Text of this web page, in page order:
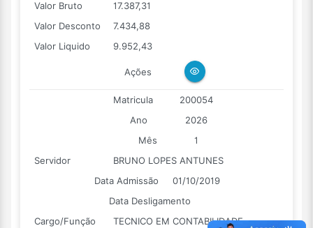
Valor Bruto
17.387,31
Valor Desconto
7.434,88
Valor Liquido
9.952,43
Ações
Matricula
200054
Ano
2026
Mês
1
Servidor
BRUNO LOPES ANTUNES
Data Admissão
01/10/2019
Data Desligamento
Cargo/Função
TECNICO EM CONTABILIDADE